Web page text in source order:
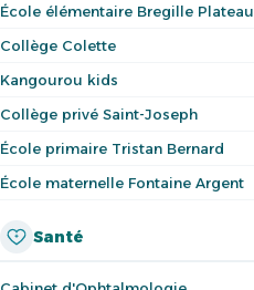
École élémentaire Bregille Plateau
Collège Colette
Kangourou kids
Collège privé Saint-Joseph
École primaire Tristan Bernard
École maternelle Fontaine Argent
Santé